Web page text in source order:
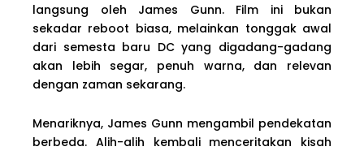
langsung oleh James Gunn. Film ini bukan
sekadar reboot biasa, melainkan tonggak awal
dari semesta baru DC yang digadang-gadang
akan lebih segar, penuh warna, dan relevan
dengan zaman sekarang.
Menariknya, James Gunn mengambil pendekatan
berbeda. Alih-alih kembali menceritakan kisah